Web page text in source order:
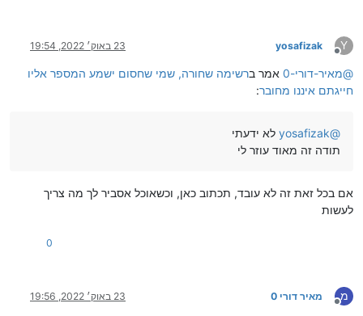
Y
מנותק
yosafizak 23 באוק׳ 2022, 19:54
@מאיר-דורי-0 אמר ברשימה שחורה, שמי שחסום ישמע המספר אליו
חייגתם איננו מחובר:
@
yosafizak לא ידעתי
תודה זה מאוד עוזר לי
אם בכל זאת זה לא עובד, תכתוב כאן, וכשאוכל אסביר לך מה צריך
לעשות
0
מ
מנותק
מאיר דורי 0 23 באוק׳ 2022, 19:56